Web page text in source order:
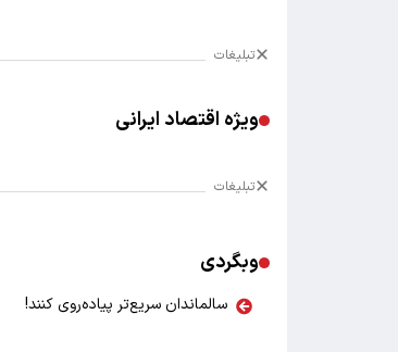
تبلیغات
ویژه اقتصاد ایرانی
تبلیغات
وبگردی
سالماندان سریع‌تر پیاده‌روی کنند!